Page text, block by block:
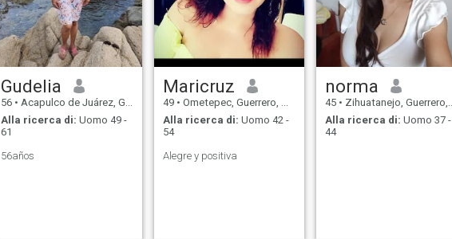
Gudelia
56 • Acapulco de Juárez, Guerrero, Messico
Alla ricerca di: Uomo 49 -
61
56años
Maricruz
49 • Ometepec, Guerrero, Messico
Alla ricerca di: Uomo 42 -
54
Alegre y positiva
norma
45 • Zihuatanejo, Guerrero, Messico
Alla ricerca di: Uomo 37 -
44